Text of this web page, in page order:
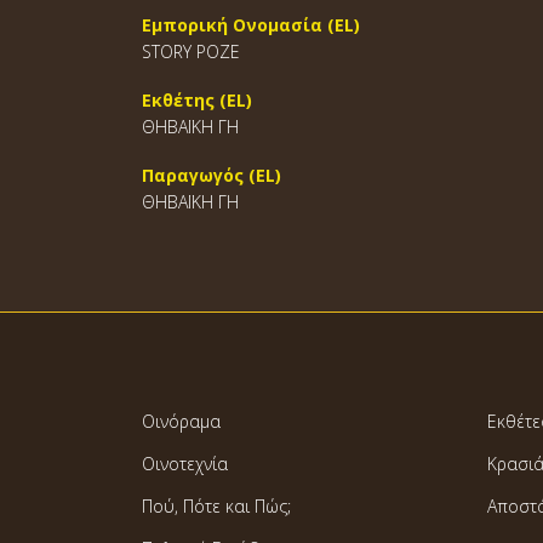
Εμπορική Ονομασία (EL)
STORY ΡΟΖΕ
Εκθέτης (EL)
ΘΗΒΑΪΚΗ ΓΗ
Παραγωγός (EL)
ΘΗΒΑΪΚΗ ΓΗ
Οινόραμα
Οινοτεχνία
Πού, Πότε και Πώς;
Κρασιά